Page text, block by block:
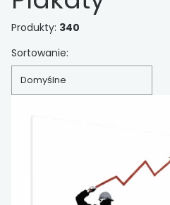
Produkty: 340
Lista produktów
Sortowanie:
Domyślne